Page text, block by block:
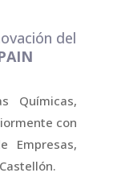
del
Químicas,
con
Empresas,